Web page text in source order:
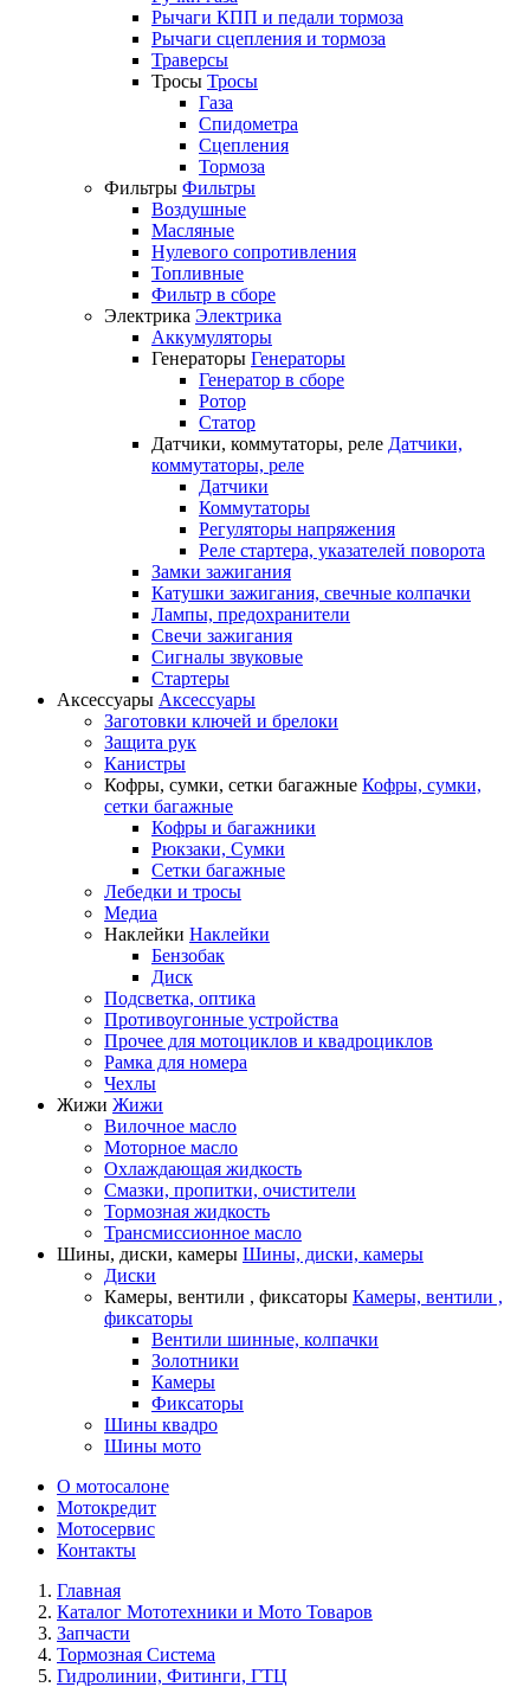
Рычаги КПП и педали тормоза
Рычаги сцепления и тормоза
Траверсы
Тросы Тросы
Газа
Спидометра
Сцепления
Тормоза
Фильтры Фильтры
Воздушные
Масляные
Нулевого сопротивления
Топливные
Фильтр в сборе
Электрика Электрика
Аккумуляторы
Генераторы Генераторы
Генератор в сборе
Ротор
Статор
Датчики, коммутаторы, реле Датчики,
коммутаторы, реле
Датчики
Коммутаторы
Регуляторы напряжения
Реле стартера, указателей поворота
Замки зажигания
Катушки зажигания, свечные колпачки
Лампы, предохранители
Свечи зажигания
Сигналы звуковые
Стартеры
Аксессуары Аксессуары
Заготовки ключей и брелоки
Защита рук
Канистры
Кофры, сумки, сетки багажные Кофры, сумки,
сетки багажные
Кофры и багажники
Рюкзаки, Сумки
Сетки багажные
Лебедки и тросы
Медиа
Наклейки Наклейки
Бензобак
Диск
Подсветка, оптика
Противоугонные устройства
Прочее для мотоциклов и квадроциклов
Рамка для номера
Чехлы
Жижи Жижи
Вилочное масло
Моторное масло
Охлаждающая жидкость
Смазки, пропитки, очистители
Тормозная жидкость
Трансмиссионное масло
Шины, диски, камеры Шины, диски, камеры
Диски
Камеры, вентили , фиксаторы Камеры, вентили ,
фиксаторы
Вентили шинные, колпачки
Золотники
Камеры
Фиксаторы
Шины квадро
Шины мото
О мотосалоне
Мотокредит
Мотосервис
Контакты
Главная
Каталог Мототехники и Мото Товаров
Запчасти
Тормозная Система
Гидролинии, Фитинги, ГТЦ